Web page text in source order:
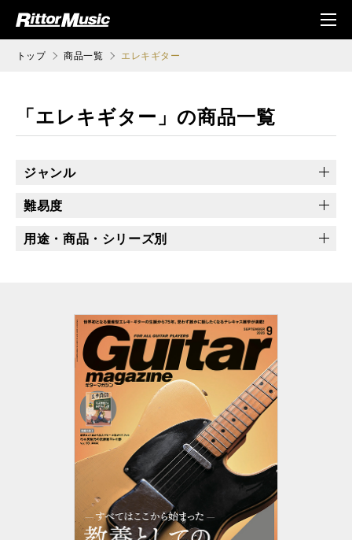
ジック (Rittor Musi
メニ
ュ
トップ 商品一覧 エレキギター
「エレキギター」の商品一覧
ジャンル
ブルース
その他
難易度
上級 中級 入門〜初級
用途・商品・シリーズ別
Songs magazine
ジャズ・スタンダード・バイブル・シリーズ
演奏能力開発エクササイズ
100の裏ワザ
DVD＆CDでよくわかる！
しらべシリーズ
かんたんウクレレ
図書の家選書
はじめてのジャズ
うまくなる理由ヘタな理由
一生使える
基礎トレ365日！
あきない！ハノン
Guitar magazine Archives
3年後、確実に弾ける
シティ・ポップ
歌詞の本棚
なんちゃって
ミッシング・ピーシズ
プレイヤーズ・ブック
坂本龍一
天國シリーズ